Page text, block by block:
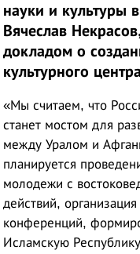
науки и культуры
Вячеслав
докладом о
культурного
«Мы считаем, что
станет мостом для
между Уралом и
планируется
молодежи с
действий,
конференций,
Исламскую